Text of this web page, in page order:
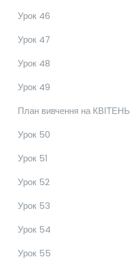
Урок 46
Урок 47
Урок 48
Урок 49
План вивчення на КВІТЕНЬ
Урок 50
Урок 51
Урок 52
Урок 53
Урок 54
Урок 55